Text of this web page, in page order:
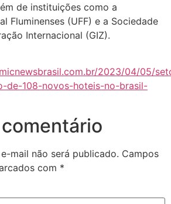
de instituições como a
Fluminenses (UFF) e a Sociedade
Internacional (GIZ).
2023/04/05/
de-108-novos-hoteis-no-brasil-
mail não será publicado. Campos
com *